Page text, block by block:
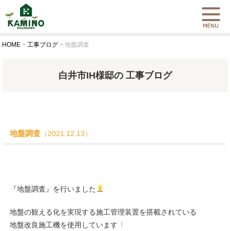
HOME >工事ブログ >地盤調査
白井市IH様邸の 工事ブログ
地盤調査（2021.12.13）
『地盤調査』を行いました
地盤の観える化を実現する施工管理装置を搭載されている
地盤改良施工機を使用しています